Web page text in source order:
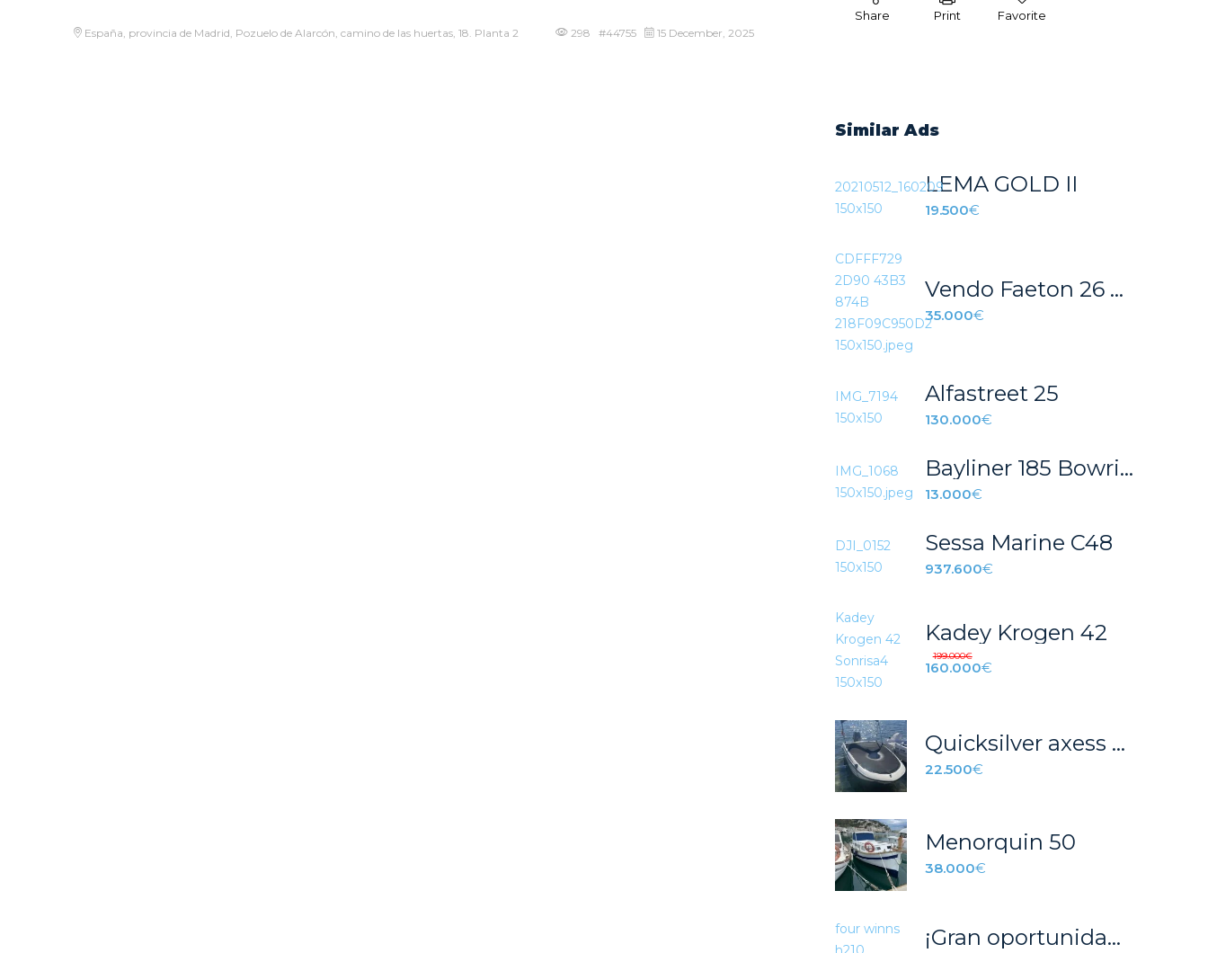
España, provincia de Madrid, Pozuelo de Alarcón, camino de las huertas, 18. Planta 2 298 #44755 15 December, 2025
Share Print Favorite
Similar Ads
LEMA GOLD II
19.500€
Vendo Faeton 26 Scape
35.000€
Alfastreet 25
130.000€
Bayliner 185 Bowrider apta para títulin lista para navegar
13.000€
Sessa Marine C48
937.600€
Kadey Krogen 42
199.000€
160.000€
Quicksilver axess 475
22.500€
Menorquin 50
38.000€
¡Gran oportunidad! Four Winns H210